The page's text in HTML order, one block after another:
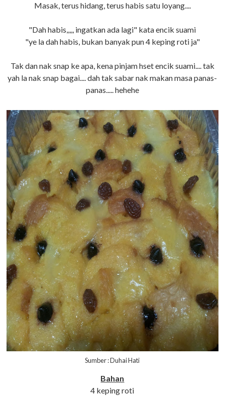
Masak, terus hidang, terus habis satu loyang....
"Dah habis,,,,, ingatkan ada lagi" kata encik suami
"ye la dah habis, bukan banyak pun 4 keping roti ja"
Tak dan nak snap ke apa, kena pinjam hset encik suami.... tak
yah la nak snap bagai.... dah tak sabar nak makan masa panas-
panas..... hehehe
Sumber : Duhai Hati
Bahan
4 keping roti